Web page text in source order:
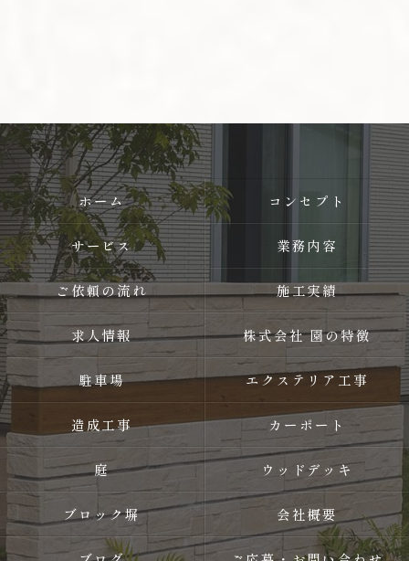
ホーム コンセプト
サービス 業務内容
ご依頼の流れ 施工実績
求人情報 株式会社 園の特徴
駐車場 エクステリア工事
造成工事 カーポート
庭 ウッドデッキ
ブロック塀 会社概要